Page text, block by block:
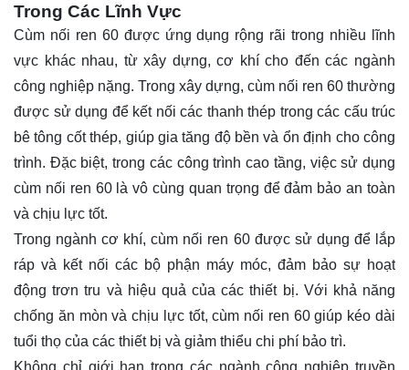
Trong Các Lĩnh Vực
Cùm nối ren 60 được ứng dụng rộng rãi trong nhiều lĩnh
vực khác nhau, từ xây dựng, cơ khí cho đến các ngành
công nghiệp nặng. Trong xây dựng, cùm nối ren 60 thường
được sử dụng để kết nối các thanh thép trong các cấu trúc
bê tông cốt thép, giúp gia tăng độ bền và ổn định cho công
trình. Đặc biệt, trong các công trình cao tầng, việc sử dụng
cùm nối ren 60 là vô cùng quan trọng để đảm bảo an toàn
và chịu lực tốt.
Trong ngành cơ khí, cùm nối ren 60 được sử dụng để lắp
ráp và kết nối các bộ phận máy móc, đảm bảo sự hoạt
động trơn tru và hiệu quả của các thiết bị. Với khả năng
chống ăn mòn và chịu lực tốt, cùm nối ren 60 giúp kéo dài
tuổi thọ của các thiết bị và giảm thiểu chi phí bảo trì.